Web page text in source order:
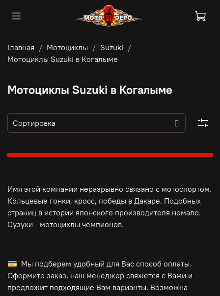
Главная Мотоциклы
Suzuki
Мотоциклы Suzuki в Когалыме
Мотоциклы Suzuki в Когалыме
Имя этой компании неразрывно связано с мотоспортом.
Кольцевые гонки, кросс, победы в Дакаре. Подобных
страниц в истории японского производителя немало.
Сузуки - мотоциклы чемпионов.
💳 Мы подберем удобный для Вас способ оплаты.
Оформите заказ, наш менеджер свяжется с Вами и
предложит подходящие Вам варианты. Возможна